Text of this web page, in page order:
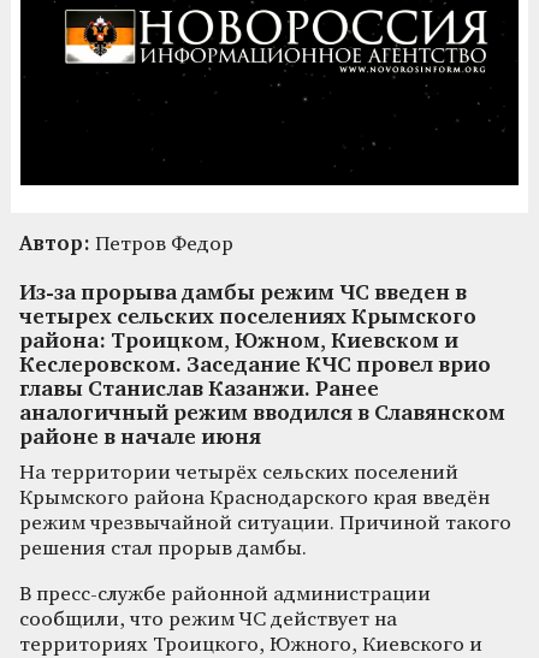
Автор: Петров Федор
Из-за прорыва дамбы режим ЧС введен в
четырех сельских поселениях Крымского
района: Троицком, Южном, Киевском и
Кеслеровском. Заседание КЧС провел врио
главы Станислав Казанжи. Ранее
аналогичный режим вводился в Славянском
районе в начале июня
На территории четырёх сельских поселений
Крымского района Краснодарского края введён
режим чрезвычайной ситуации. Причиной такого
решения стал прорыв дамбы.
В пресс-службе районной администрации
сообщили, что режим ЧС действует на
территориях Троицкого, Южного, Киевского и